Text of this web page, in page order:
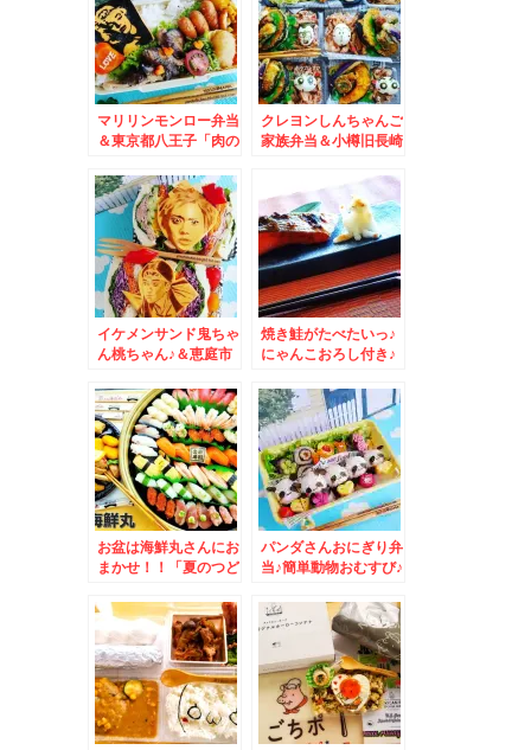
マリリンモンロー弁当
＆東京都八王子「肉の
トコロッケ」も「メン
チカツサンド」「世界
のお弁当」も美味しい
～(*´艸`*)
クレヨンしんちゃんご
家族弁当＆小樽旧長崎
焼ソバ どんど」さん
の焼きそばは破格で美
味しい♪
イケメンサンド鬼ちゃ
ん桃ちゃん♪＆恵庭市
んの「醤油ラーメン」
大盛～～(*´艸`*)
焼き鮭がたべたいっ♪
にゃんこおろし付き♪
堂の「チップ串揚げ
お盆は海鮮丸さんにお
まかせ！！「夏のつど
業」ですよ！！！
パンダさんおにぎり弁
当♪簡単動物おむすび♪
食堂」さんで「朝食」
「長岡式酵素玄米」で
ヘルシーモーニング
♪(*´艸`*)ワンコイン
だよ～